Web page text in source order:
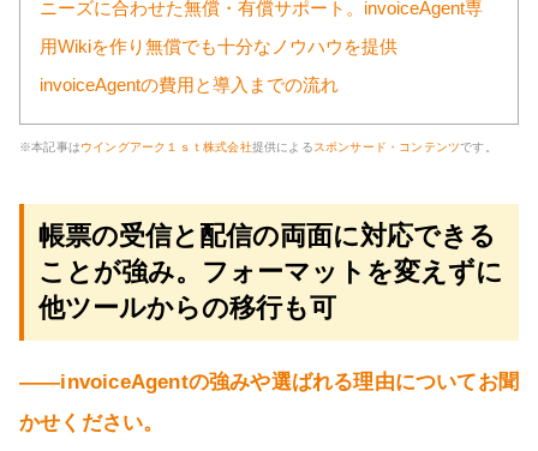
ニーズに合わせた無償・有償サポート。invoiceAgent専
用Wikiを作り無償でも十分なノウハウを提供
invoiceAgentの費用と導入までの流れ
※本記事はウイングアーク１ｓｔ株式会社提供によるスポンサード・コンテンツです。
帳票の受信と配信の両面に対応できる
ことが強み。フォーマットを変えずに
他ツールからの移行も可
――invoiceAgentの強みや選ばれる理由についてお聞
かせください。